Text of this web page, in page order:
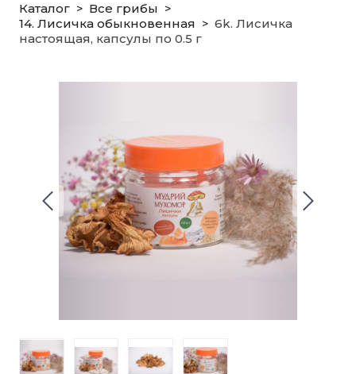
Каталог
Все грибы
14. Лисичка обыкновенная
6k. Лисичка
настоящая, капсулы по 0.5 г